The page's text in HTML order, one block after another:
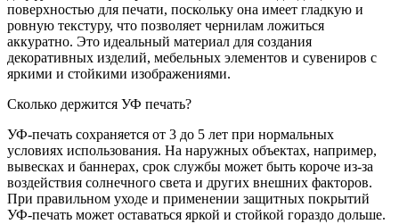
поверхностью для печати, поскольку она имеет гладкую и
ровную текстуру, что позволяет чернилам ложиться
аккуратно. Это идеальный материал для создания
декоративных изделий, мебельных элементов и сувениров с
яркими и стойкими изображениями.
Сколько держится УФ печать?
УФ-печать сохраняется от 3 до 5 лет при нормальных
условиях использования. На наружных объектах, например,
вывесках и баннерах, срок службы может быть короче из-за
воздействия солнечного света и других внешних факторов.
При правильном уходе и применении защитных покрытий
УФ-печать может оставаться яркой и стойкой гораздо дольше.